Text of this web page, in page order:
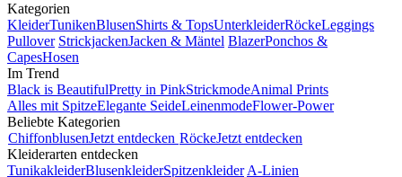
Kategorien
KleiderTunikenBlusenShirts & TopsUnterkleiderRöckeLeggings
Pullover StrickjackenJacken & Mäntel BlazerPonchos &
CapesHosen
Im Trend
Black is BeautifulPretty in PinkStrickmodeAnimal Prints
Alles mit SpitzeElegante SeideLeinenmodeFlower-Power
Beliebte Kategorien
ChiffonblusenJetzt entdecken RöckeJetzt entdecken
Kleiderarten entdecken
TunikakleiderBlusenkleiderSpitzenkleider A-Linien